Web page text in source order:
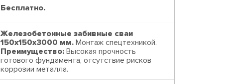
Бесплатно.
Железобетонные забивные сваи
150х150х3000 мм. Монтаж спецтехникой.
Преимущество: Высокая прочность
готового фундамента, отсутствие рисков
коррозии металла.